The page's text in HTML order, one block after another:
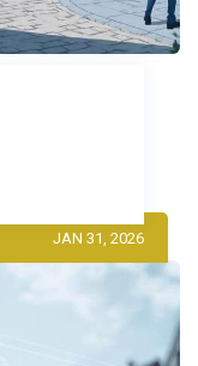
JAN 31, 2026